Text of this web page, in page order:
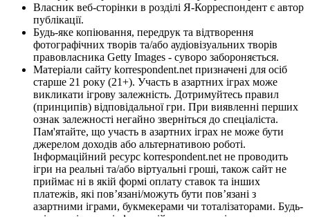
Власник веб-сторінки в розділі Я-Корреспондент є автор
публікації.
Будь-яке копіювання, передрук та відтворення
фотографічних творів та/або аудіовізуальних творів
правовласника Getty Images - суворо забороняється.
Матеріали сайту korrespondent.net призначені для осіб
старше 21 року (21+). Участь в азартних іграх може
викликати ігрову залежність. Дотримуйтесь правил
(принципів) відповідальної гри. При виявленні перших
ознак залежності негайно зверніться до спеціаліста.
Пам'ятайте, що участь в азартних іграх не може бути
джерелом доходів або альтернативою роботі.
Інформаційний ресурс korrespondent.net не проводить
ігри на реальні та/або віртуальні гроші, також сайт не
приймає ні в якій формі оплату ставок та інших
платежів, які пов’язані/можуть бути пов’язані з
азартними іграми, букмекерами чи тоталізаторами. Будь-